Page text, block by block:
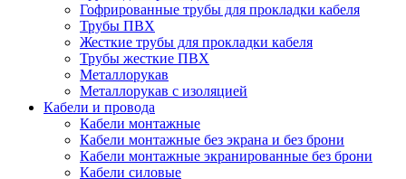
Гофрированные трубы для прокладки кабеля
Трубы ПВХ
Жесткие трубы для прокладки кабеля
Трубы жесткие ПВХ
Металлорукав
Металлорукав с изоляцией
Кабели и провода
Кабели монтажные
Кабели монтажные без экрана и без брони
Кабели монтажные экранированные без брони
Кабели силовые